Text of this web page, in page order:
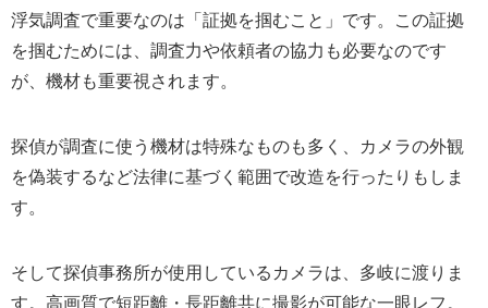
浮気調査で重要なのは「証拠を掴むこと」です。この証拠
を掴むためには、調査力や依頼者の協力も必要なのです
が、機材も重要視されます。
探偵が調査に使う機材は特殊なものも多く、カメラの外観
を偽装するなど法律に基づく範囲で改造を行ったりもしま
す。
そして探偵事務所が使用しているカメラは、多岐に渡りま
す。高画質で短距離・長距離共に撮影が可能な一眼レフ。